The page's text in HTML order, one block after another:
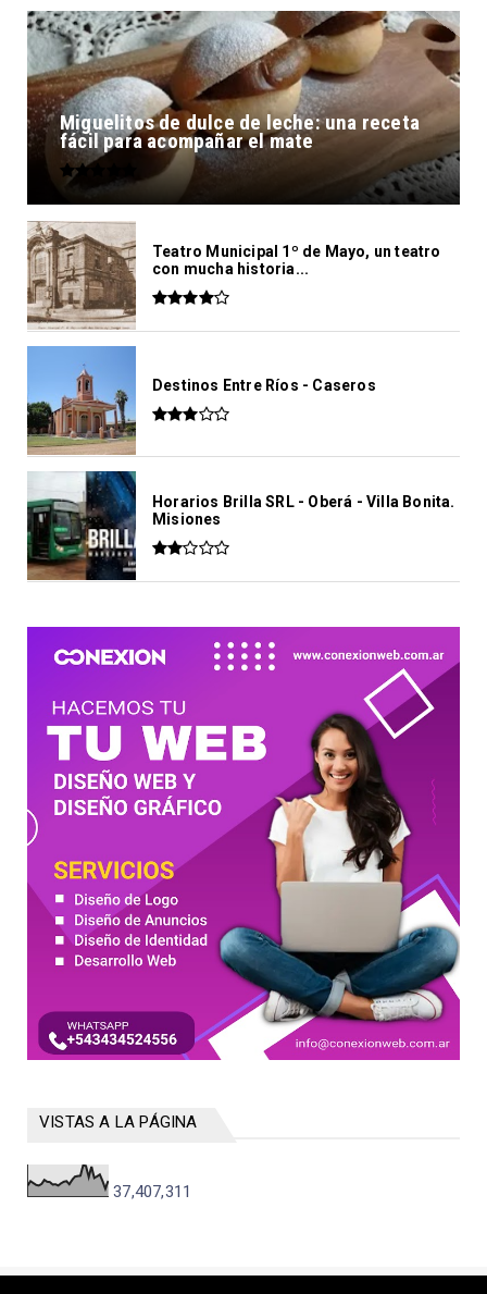
Miguelitos de dulce de leche: una receta
fácil para acompañar el mate
Teatro Municipal 1º de Mayo, un teatro
con mucha historia...
Destinos Entre Ríos - Caseros
Horarios Brilla SRL - Oberá - Villa Bonita.
Misiones
VISTAS A LA PÁGINA
37,407,311